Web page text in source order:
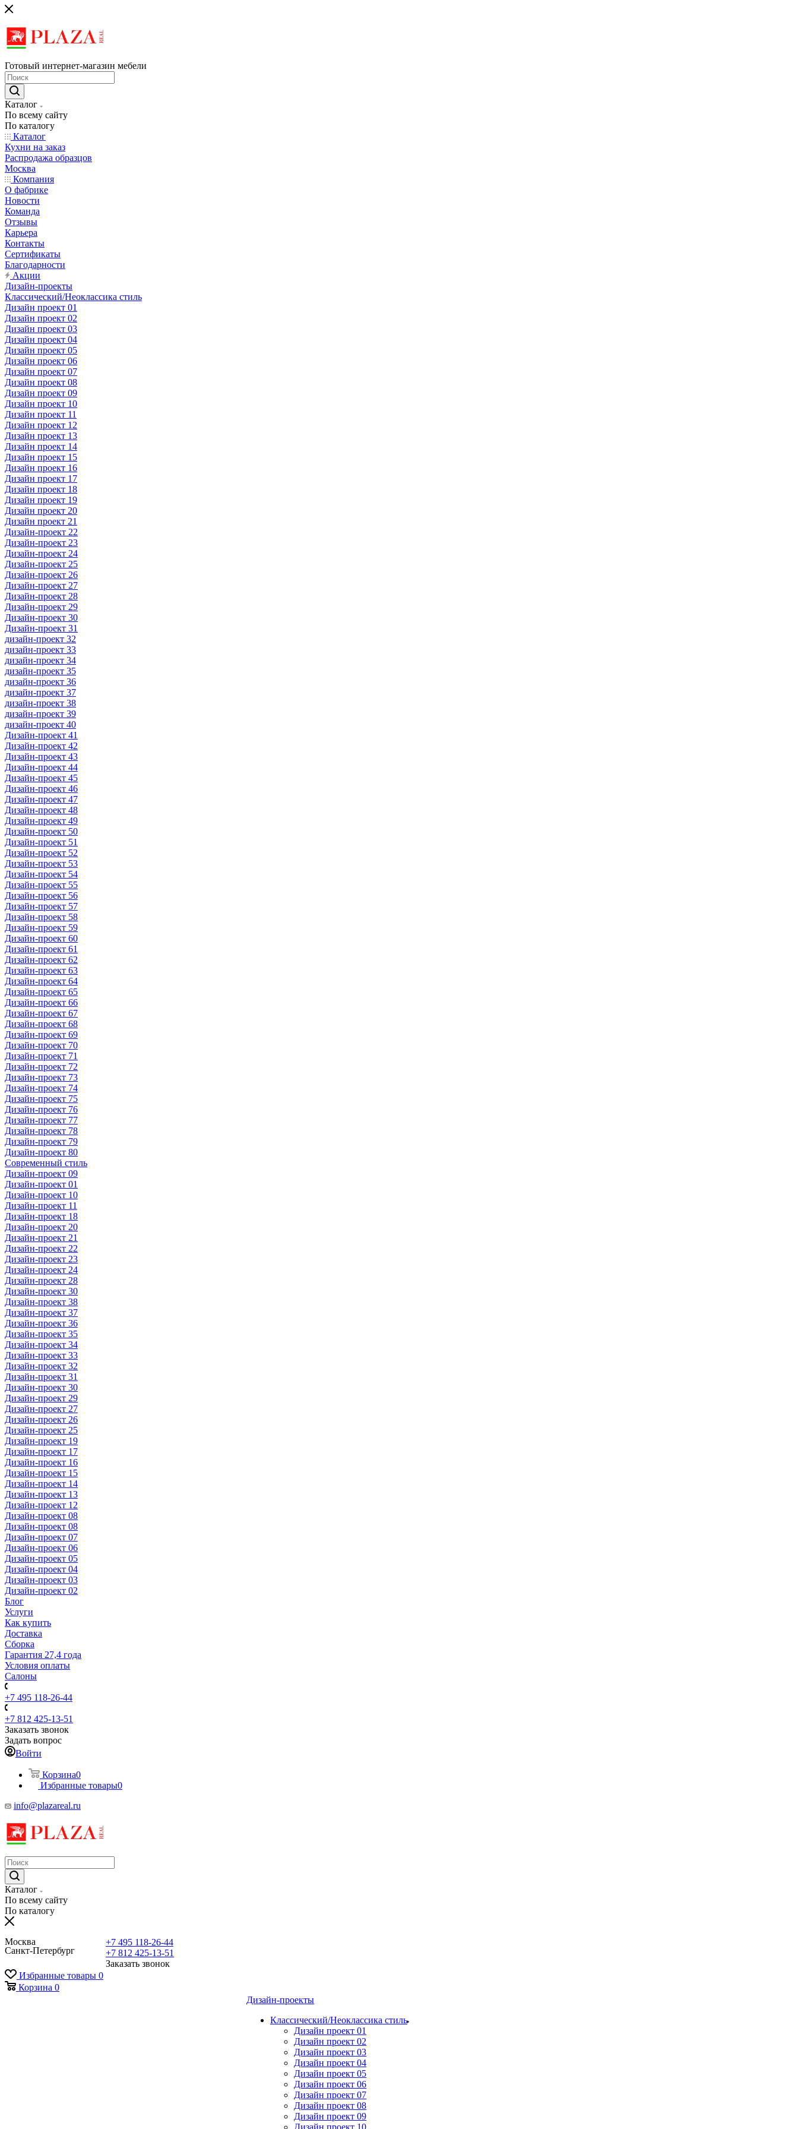
Готовый интернет-магазин мебели
Каталог
По всему сайту
По каталогу
Каталог
Кухни на заказ
Распродажа образцов
Москва
Компания
О фабрике
Новости
Команда
Отзывы
Карьера
Контакты
Сертификаты
Благодарности
Акции
Дизайн-проекты
Классический/Неоклассика стиль
Дизайн проект 01
Дизайн проект 02
Дизайн проект 03
Дизайн проект 04
Дизайн проект 05
Дизайн проект 06
Дизайн проект 07
Дизайн проект 08
Дизайн проект 09
Дизайн проект 10
Дизайн проект 11
Дизайн проект 12
Дизайн проект 13
Дизайн проект 14
Дизайн проект 15
Дизайн проект 16
Дизайн проект 17
Дизайн проект 18
Дизайн проект 19
Дизайн проект 20
Дизайн проект 21
Дизайн-проект 22
Дизайн-проект 23
Дизайн-проект 24
Дизайн-проект 25
Дизайн-проект 26
Дизайн-проект 27
Дизайн-проект 28
Дизайн-проект 29
Дизайн-проект 30
Дизайн-проект 31
дизайн-проект 32
дизайн-проект 33
дизайн-проект 34
дизайн-проект 35
дизайн-проект 36
дизайн-проект 37
дизайн-проект 38
дизайн-проект 39
дизайн-проект 40
Дизайн-проект 41
Дизайн-проект 42
Дизайн-проект 43
Дизайн-проект 44
Дизайн-проект 45
Дизайн-проект 46
Дизайн-проект 47
Дизайн-проект 48
Дизайн-проект 49
Дизайн-проект 50
Дизайн-проект 51
Дизайн-проект 52
Дизайн-проект 53
Дизайн-проект 54
Дизайн-проект 55
Дизайн-проект 56
Дизайн-проект 57
Дизайн-проект 58
Дизайн-проект 59
Дизайн-проект 60
Дизайн-проект 61
Дизайн-проект 62
Дизайн-проект 63
Дизайн-проект 64
Дизайн-проект 65
Дизайн-проект 66
Дизайн-проект 67
Дизайн-проект 68
Дизайн-проект 69
Дизайн-проект 70
Дизайн-проект 71
Дизайн-проект 72
Дизайн-проект 73
Дизайн-проект 74
Дизайн-проект 75
Дизайн-проект 76
Дизайн-проект 77
Дизайн-проект 78
Дизайн-проект 79
Дизайн-проект 80
Современный стиль
Дизайн-проект 09
Дизайн-проект 01
Дизайн-проект 10
Дизайн-проект 11
Дизайн-проект 18
Дизайн-проект 20
Дизайн-проект 21
Дизайн-проект 22
Дизайн-проект 23
Дизайн-проект 24
Дизайн-проект 28
Дизайн-проект 30
Дизайн-проект 38
Дизайн-проект 37
Дизайн-проект 36
Дизайн-проект 35
Дизайн-проект 34
Дизайн-проект 33
Дизайн-проект 32
Дизайн-проект 31
Дизайн-проект 30
Дизайн-проект 29
Дизайн-проект 27
Дизайн-проект 26
Дизайн-проект 25
Дизайн-проект 19
Дизайн-проект 17
Дизайн-проект 16
Дизайн-проект 15
Дизайн-проект 14
Дизайн-проект 13
Дизайн-проект 12
Дизайн-проект 08
Дизайн-проект 08
Дизайн-проект 07
Дизайн-проект 06
Дизайн-проект 05
Дизайн-проект 04
Дизайн-проект 03
Дизайн-проект 02
Блог
Услуги
Как купить
Доставка
Сборка
Гарантия 27,4 года
Условия оплаты
Салоны
+7 495 118-26-44
+7 812 425-13-51
Заказать звонок
Задать вопрос
Войти
Корзина0
Избранные товары0
info@plazareal.ru
Каталог
По всему сайту
По каталогу
Москва
Санкт-Петербург
+7 495 118-26-44
+7 812 425-13-51
Заказать звонок
Избранные товары 0
Корзина 0
Дизайн-проекты
Классический/Неоклассика стиль
Дизайн проект 01
Дизайн проект 02
Дизайн проект 03
Дизайн проект 04
Дизайн проект 05
Дизайн проект 06
Дизайн проект 07
Дизайн проект 08
Дизайн проект 09
Дизайн проект 10